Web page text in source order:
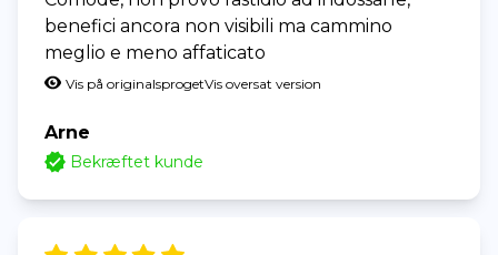
benefici ancora non visibili ma cammino
meglio e meno affaticato
Vis på originalsprogetVis oversat version
Arne
Bekræftet kunde